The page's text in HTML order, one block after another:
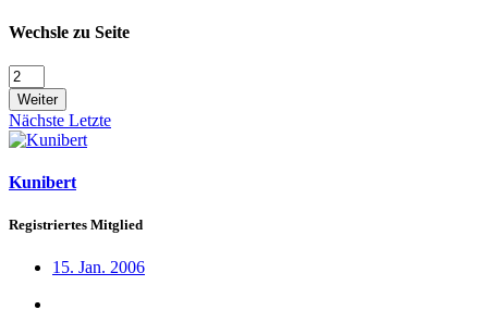
Wechsle zu Seite
Weiter
Nächste Letzte
Kunibert
Registriertes Mitglied
15. Jan. 2006